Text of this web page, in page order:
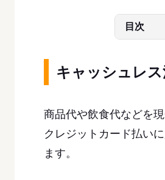
目次
キャッシュレ
商品代や飲食代などを
クレジットカード払い
ます。